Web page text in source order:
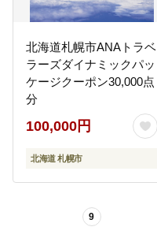
北海道札幌市ANAトラベ
ラーズダイナミックパッ
ケージクーポン30,000点
分
100,000円
北海道 札幌市
9